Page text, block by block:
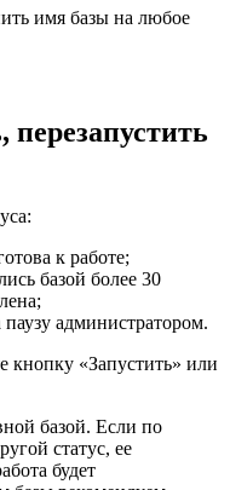
имя базы на любое
перезапустить
к работе;
базой более 30
администратором.
кнопку «Запустить» или
базой. Если по
статус, ее
будет